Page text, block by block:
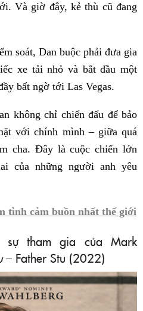
Và giờ đây, kẻ thù cũ đang
soát, Dan buộc phải đưa gia
xe tải nhỏ và bắt đầu một
bất ngờ tới Las Vegas.
không chỉ chiến đấu để bảo
với chính mình – giữa quá
cha. Đây là cuộc chiến lớn
của những người anh yêu
tình cảm buồn nhất thế giới
tham gia của Mark
– Father Stu (2022)